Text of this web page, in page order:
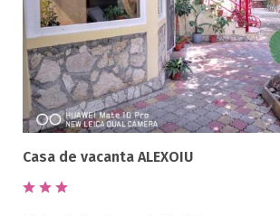
Casa de vacanta ALEXOIU